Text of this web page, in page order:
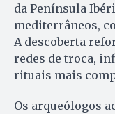
da Península
mediterrâneos,
A descoberta
redes de troca,
rituais mais
Os arqueólogos